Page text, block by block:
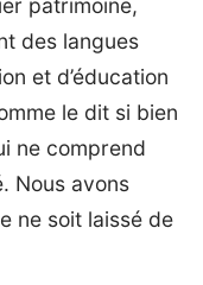
patrimoine,
des langues
et d’éducation
le dit si bien
ne comprend
Nous avons
ne soit laissé de